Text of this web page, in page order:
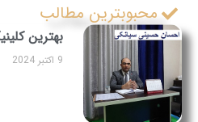
محبوبترین مطالب
بهترین
9 اکتبر 2024